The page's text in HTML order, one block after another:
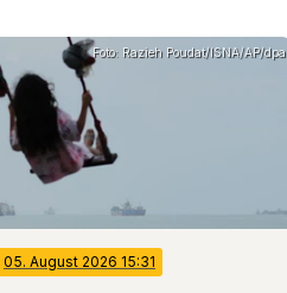
Foto: Razieh Poudat/ISNA/AP/dpa
05. August 2026 15:31